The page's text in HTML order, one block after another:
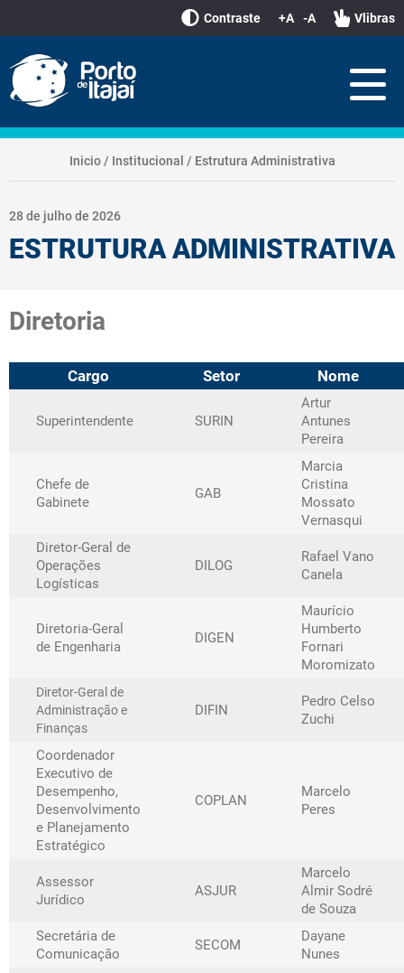
Contraste +A -A Vlibras
Inicio / Institucional / Estrutura Administrativa
28 de julho de 2026
ESTRUTURA ADMINISTRATIVA
Diretoria
Cargo Setor Nome
Superintendente SURIN
Artur
Antunes
Pereira
Chefe de
Gabinete
GAB
Marcia
Cristina
Mossato
Vernasqui
Diretor-Geral de
Operações
Logísticas
DILOG
Rafael Vano
Canela
Diretoria-Geral
de Engenharia
DIGEN
Maurício
Humberto
Fornari
Moromizato
Diretor-Geral de
Administração e
Finanças
DIFIN
Pedro Celso
Zuchi
Coordenador
Executivo de
Desempenho,
Desenvolvimento
e Planejamento
Estratégico
COPLAN
Marcelo
Peres
Assessor
Jurídico
ASJUR
Marcelo
Almir Sodré
de Souza
Secretária de
Comunicação
SECOM
Dayane
Nunes